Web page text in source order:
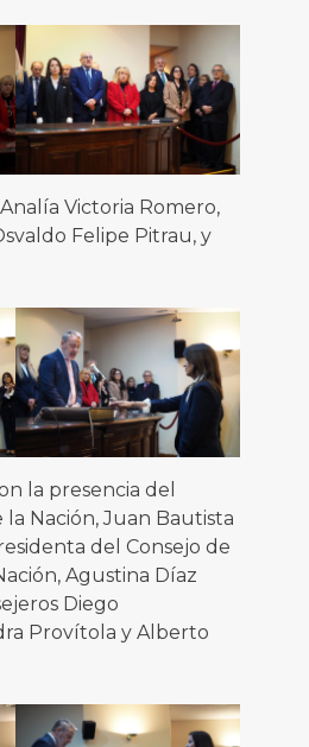
Victoria Romero,
Felipe Pitrau, y
la presencia del
Nación, Juan Bautista
del Consejo de
Agustina Díaz
Diego
Provítola y Alberto